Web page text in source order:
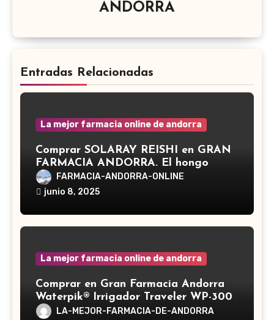
ANDORRA
Entradas Relacionadas
La mejor farmacia online de andorra
Comprar SOLARAY REISHI en GRAN
FARMACIA ANDORRA. El hongo
Reishi, cuyo nombre científico es
Ganoderma lucidum, es un hongo
en la medicina tradicional asiática
FARMACIA-ANDORRA-ONLINE
junio 8, 2025
La mejor farmacia online de andorra
Comprar en Gran Farmacia Andorra
Waterpik® Irrigador Traveler WP-300
LA-MEJOR-FARMACIA-DE-ANDORRA